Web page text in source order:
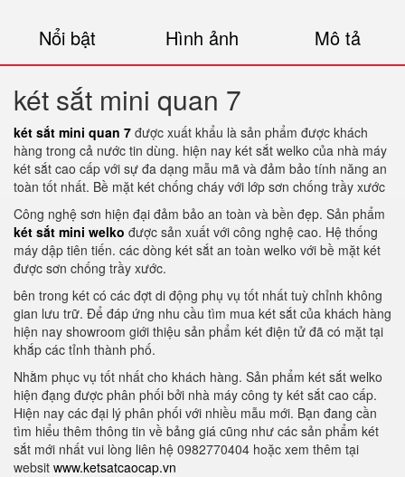
Nổi bật Hình ảnh Mô tả
két sắt mini quan 7
két sắt mini quan 7 được xuất khẩu là sản phẩm được khách
hàng trong cả nước tin dùng. hiện nay két sắt welko của nhà máy
két sắt cao cấp với sự đa dạng mẫu mã và đảm bảo tính năng an
toàn tốt nhất. Bề mặt két chống cháy với lớp sơn chống trầy xước
Công nghệ sơn hiện đại đảm bảo an toàn và bền đẹp. Sản phẩm
két sắt mini welko được sản xuất với công nghệ cao. Hệ thống
máy dập tiên tiến. các dòng két sắt an toàn welko với bề mặt két
được sơn chống trầy xước.
bên trong két có các đợt di động phụ vụ tốt nhất tuỳ chỉnh không
gian lưu trữ. Để đáp ứng nhu cầu tìm mua két sắt của khách hàng
hiện nay showroom giới thiệu sản phẩm két điện tử đã có mặt tại
khắp các tỉnh thành phố.
Nhằm phục vụ tốt nhất cho khách hàng. Sản phẩm két sắt welko
hiện đạng được phân phối bởi nhà máy công ty két sắt cao cấp.
Hiện nay các đại lý phân phối với nhiều mẫu mới. Bạn đang cần
tìm hiểu thêm thông tin về bảng giá cũng như các sản phẩm két
sắt mới nhất vui lòng liên hệ 0982770404 hoặc xem thêm tại
websit www.ketsatcaocap.vn